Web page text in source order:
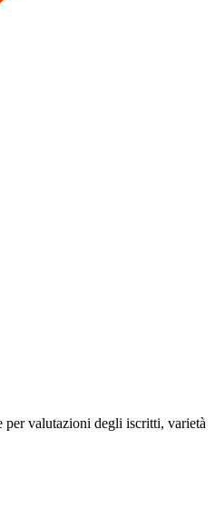
per valutazioni degli iscritti, varietà